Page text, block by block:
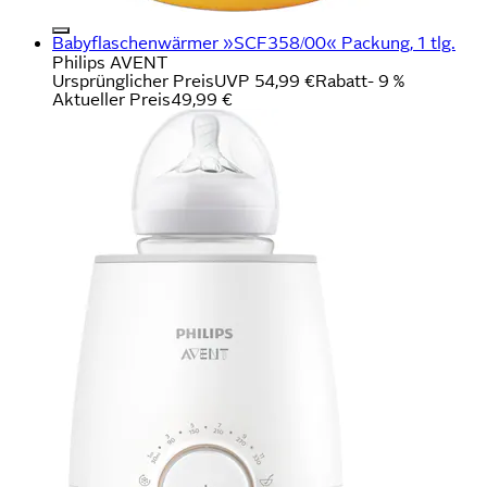
Babyflaschenwärmer »SCF358/00« Packung, 1 tlg.
Philips AVENT
Ursprünglicher PreisUVP 54,99 €Rabatt- 9 %
Aktueller Preis49,99 €